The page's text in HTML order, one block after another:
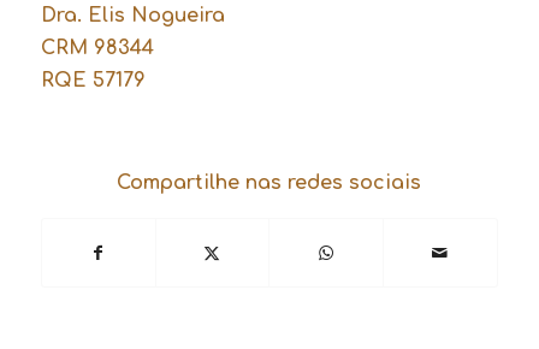
Dra. Elis Nogueira
CRM 98344
RQE 57179
Compartilhe nas redes sociais